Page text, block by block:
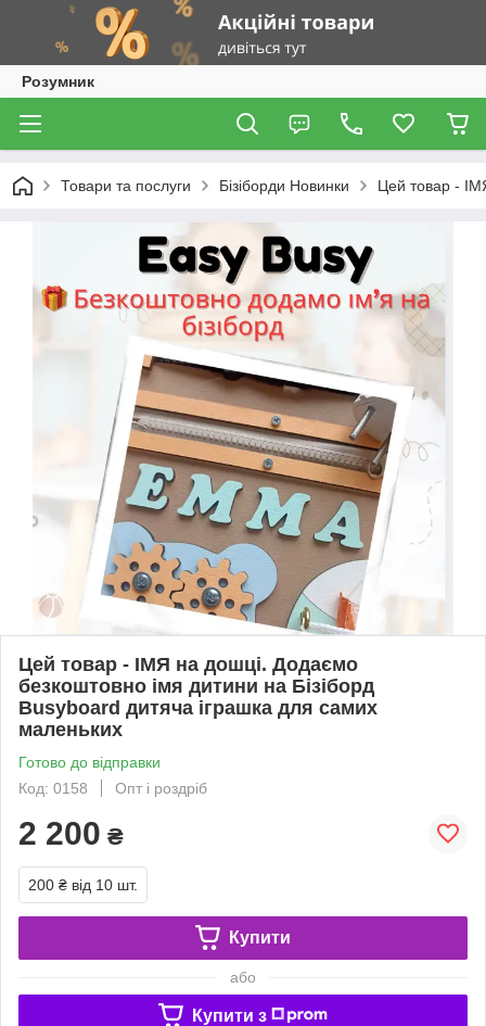
Розумник
Товари та послуги Бізіборди Новинки Цей товар -
Цей товар - ІМЯ на дошці. Додаємо
безкоштовно імя дитини на Бізіборд
Busyboard дитяча іграшка для самих
маленьких
Готово до відправки
Код: 0158
Опт і роздріб
2 200 ₴
200 ₴ від 10 шт.
Купити
або
Купити з